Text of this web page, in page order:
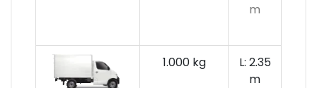
m
1.000 kg
L: 2.35
m